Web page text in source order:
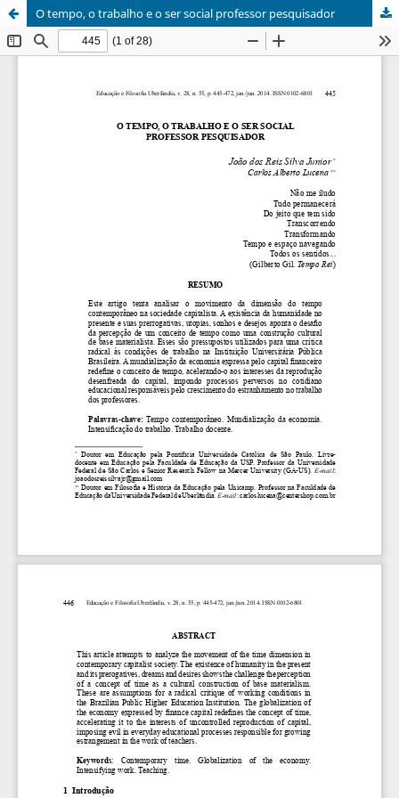
O tempo, o trabalho e o ser social professor pesquisador